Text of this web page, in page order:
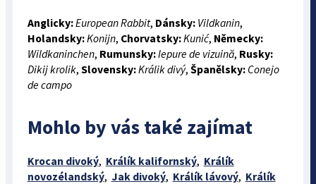
Anglicky:European Rabbit, Dánsky: Vildkanin,
Holandsky:Konijn, Chorvatsky:Kunić, Německy:
Wildkaninchen, Rumunsky:Iepure de vizuină, Rusky:
Dikij krolik, Slovensky:Králik divý, Španělsky: Conejo
de campo
Mohlo by vás také zajímat
Krocan divoký, Králík kalifornský, Králík
novozélandský, Jak divoký, Králík lávový, Králík